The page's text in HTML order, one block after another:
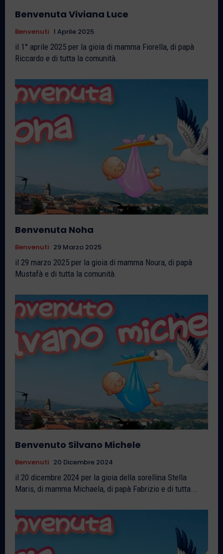
Benvenuta Viviana Luce
Benvenuti 1 Aprile 2025
il 1° aprile 2025 per la gioia di mamma Fiorella, di papà
Riccardo e di tutta la comunità.
Benvenuta Noha
Benvenuti 29 Marzo 2025
il 29 marzo 2025 per la gioia di mamma Noura, di papà
Mustafà e di tutta la comunità.
Benvenuto Silvano Michele
Benvenuti 20 Dicembre 2024
il 20 dicembre 2024 per la gioia della sorellina Stella
Maris, di mamma Michaela, di papà Fabrizio e di tutta...